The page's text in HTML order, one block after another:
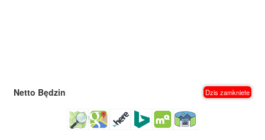
Netto Będzin Dzis zamkniete